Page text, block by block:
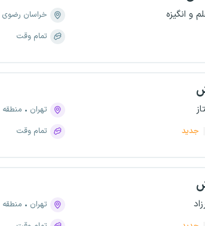
و انگیزه
خراسان رضوی
تمام وقت
جدید
تهران
منطقه ۴، تهرانپارس غربی
تمام وقت
تهران
منطقه ۲، دریا